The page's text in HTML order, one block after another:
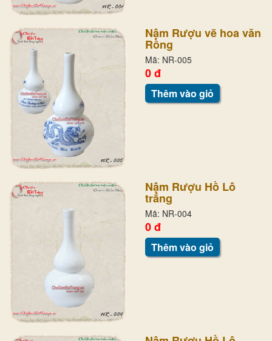
Nậm Rượu vẽ hoa văn
Rồng
Mã: NR-005
0 đ
Thêm vào giỏ
Nậm Rượu Hồ Lô
trắng
Mã: NR-004
0 đ
Thêm vào giỏ